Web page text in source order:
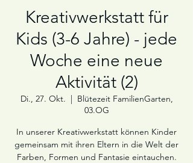
Kreativwerkstatt für
Kids (3-6 Jahre) - jede
Woche eine neue
Aktivität (2)
Di., 27. Okt.
  |
Blütezeit FamilienGarten,
03.OG
In unserer Kreativwerkstatt können Kinder
gemeinsam mit ihren Eltern in die Welt der
Farben, Formen und Fantasie eintauchen.